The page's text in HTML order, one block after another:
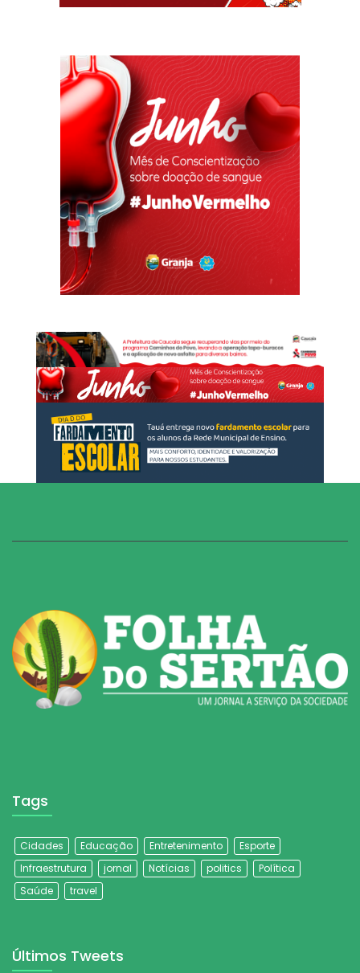
Tags
Cidades Educação Entretenimento
Esporte
Infraestrutura
jornal Notícias politics
Política
Saúde
travel
Últimos Tweets